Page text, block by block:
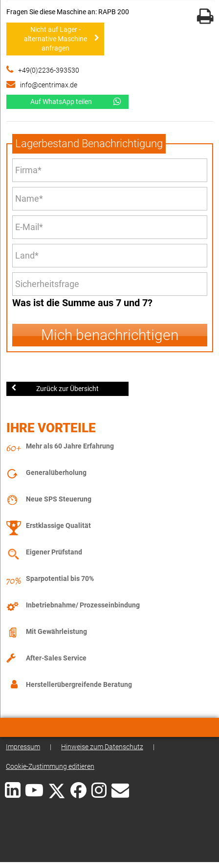
Fragen Sie diese Maschine an: RAPB 200
Nicht auf Lager -
alternative Maschine
anfragen
+49(0)2236-393530
info@centrimax.de
Auf WhatsApp teilen
Lagerbestand Benachrichtigung
Was ist die Summe aus 7 und 7?
Mich benachrichtigen
Zurück zur Übersicht
IHRE VORTEILE
Mehr als 60 Jahre Erfahrung
Generalüberholung
Neue SPS Steuerung
Erstklassige Qualität
Eigener Prüfstand
Sparpotential bis 70%
Inbetriebnahme/ Prozesseinbindung
Mit Gewährleistung
After-Sales Service
Herstellerübergreifende Beratung
Impressum | Hinweise zum Datenschutz |
Cookie-Zustimmung editieren